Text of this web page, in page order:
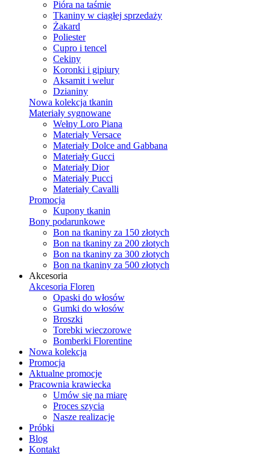
Pióra na taśmie
Tkaniny w ciągłej sprzedaży
Żakard
Poliester
Cupro i tencel
Cekiny
Koronki i gipiury
Aksamit i welur
Dzianiny
Nowa kolekcja tkanin
Materiały sygnowane
Wełny Loro Piana
Materiały Versace
Materiały Dolce and Gabbana
Materiały Gucci
Materiały Dior
Materiały Pucci
Materiały Cavalli
Promocja
Kupony tkanin
Bony podarunkowe
Bon na tkaniny za 150 złotych
Bon na tkaniny za 200 złotych
Bon na tkaniny za 300 złotych
Bon na tkaniny za 500 złotych
Akcesoria
Akcesoria Floren
Opaski do włosów
Gumki do włosów
Broszki
Torebki wieczorowe
Bomberki Florentine
Nowa kolekcja
Promocja
Aktualne promocje
Pracownia krawiecka
Umów się na miarę
Proces szycia
Nasze realizacje
Próbki
Blog
Kontakt